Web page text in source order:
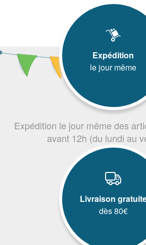
Expédition
le jour même
Expédition le jour même des
avant 12h (du lundi au
Livraison
dès 80€